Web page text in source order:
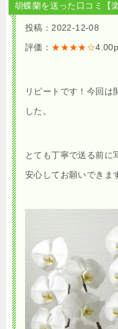
胡蝶蘭を送った口コミ【
投稿：2022-12-08
評価： ★★★★☆
リピートです！今回は
した。
とても丁寧で送る前に
安心してお願いできま